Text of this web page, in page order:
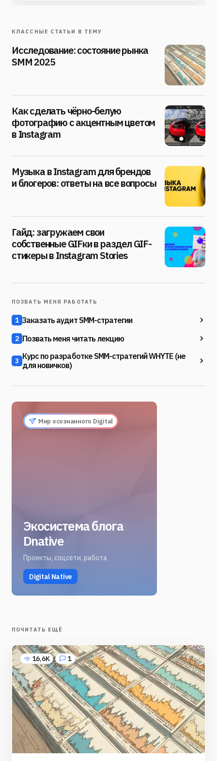
КЛАССНЫЕ СТАТЬИ В ТЕМУ
Исследование: состояние рынка
SMM 2025
Как сделать чёрно-белую
фотографию с акцентным цветом
в Instagram
Музыка в Instagram для брендов
и блогеров: ответы на все вопросы
Гайд: загружаем свои
собственные GIFки в раздел GIF-
стикеры в Instagram Stories
ПОЗВАТЬ МЕНЯ РАБОТАТЬ
1 Заказать аудит SMM-стратегии
2 Позвать меня читать лекцию
3 Курс по разработке SMM-стратегий WHYTE (не
для новичков)
Мир осознанного Digital
Экосистема блога
Dnative
Проекты, соцсети, работа
Digital Native
ПОЧИТАТЬ ЕЩЁ
16,6K 1